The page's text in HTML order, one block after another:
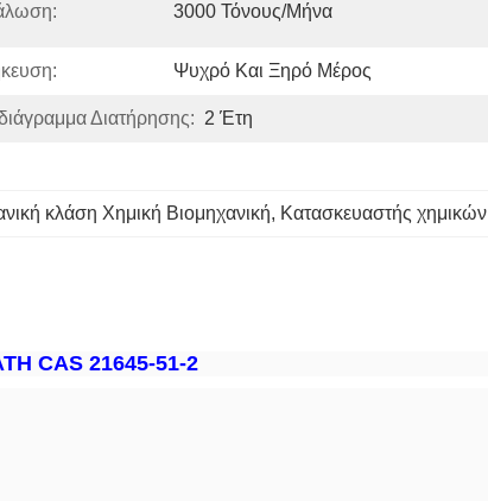
3000 Τόνους/μήνα
Ψυχρό Και Ξηρό Μέρος
Διατήρησης: 2 Έτη
κλάση Χημική Βιομηχανική, Κατασκευαστής χημικών
CAS 21645-51-2